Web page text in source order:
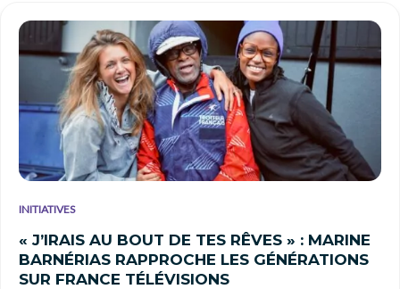
INITIATIVES
« J’IRAIS AU BOUT DE TES RÊVES » : MARINE
BARNÉRIAS RAPPROCHE LES GÉNÉRATIONS
SUR FRANCE TÉLÉVISIONS